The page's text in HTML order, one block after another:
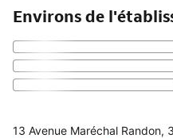
Environs de
13 Avenue Maréchal Randon,